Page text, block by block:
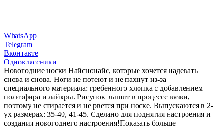
WhatsApp
Telegram
Вконтакте
Одноклассники
Новогодние носки Найснонайс, которые хочется надевать
снова и снова. Ноги не потеют и не пахнут из-за
специального материала: гребенного хлопка с добавлением
полиэфира и лайкры. Рисунок вышит в процессе вязки,
поэтому не стирается и не рвется при носке. Выпускаются в 2-
ух размерах: 35-40, 41-45. Сделано для поднятия настроения и
создания новогоднего настроения!Показать больше